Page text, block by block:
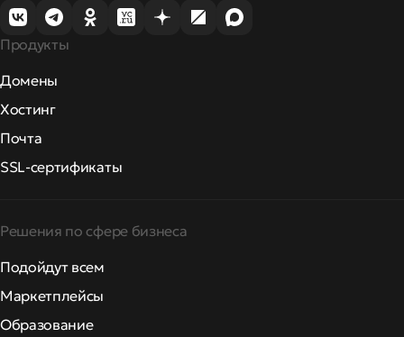
Продукты
Домены
Хостинг
Почта
SSL-сертификаты
Решения по сфере бизнеса
Подойдут всем
Маркетплейсы
Образование